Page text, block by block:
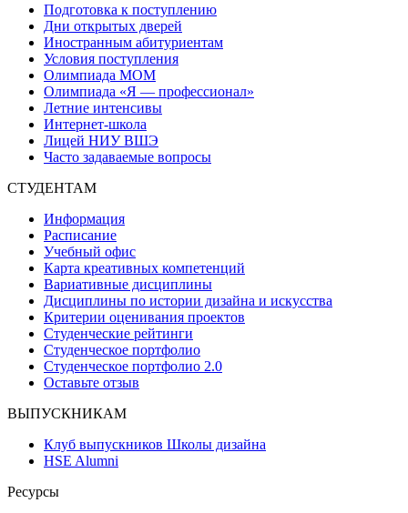
Подготовка к поступлению
Дни открытых дверей
Иностранным абитуриентам
Условия поступления
Олимпиада МОМ
Олимпиада «Я — профессионал»
Летние интенсивы
Интернет-школа
Лицей НИУ ВШЭ
Часто задаваемые вопросы
СТУДЕНТАМ
Информация
Расписание
Учебный офис
Карта креативных компетенций
Вариативные дисциплины
Дисциплины по истории дизайна и искусства
Критерии оценивания проектов
Студенческие рейтинги
Студенческое портфолио
Студенческое портфолио 2.0
Оставьте отзыв
ВЫПУСКНИКАМ
Клуб выпускников Школы дизайна
HSE Alumni
Ресурсы